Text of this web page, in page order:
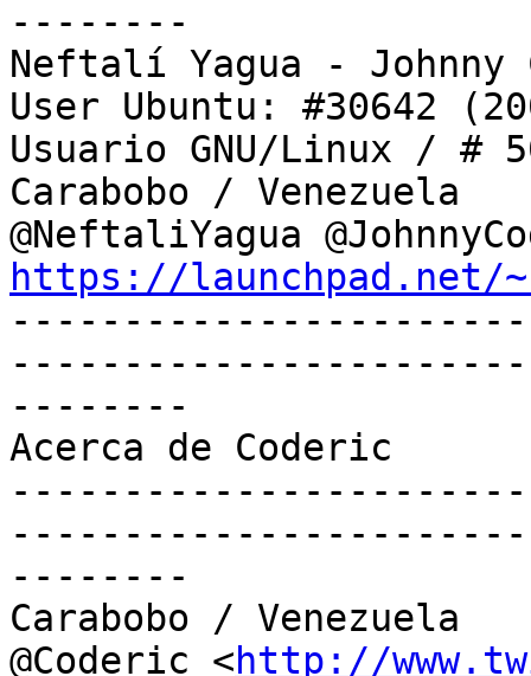
--------
Neftalí Yagua - Johnny
User Ubuntu: #30642
Usuario GNU/Linux / #
Carabobo / Venezuela
https://launchpad.net/
--------
Acerca de Coderic
--------
Carabobo / Venezuela
@Coderic <http://